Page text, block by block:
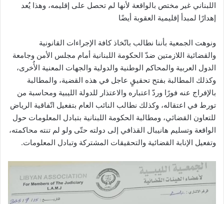
اللبناني غير مختص بالواقعة لأنها لم تحصل على إقليمه، وهذا يُعد
إهدارًا لمبدأ إقليمية العقوبة أيضًا
‏ونوهت الجمعية بأننا نطالب باتّخاذ كافة الإجراءات القانونية
والقضائية اللازمتين ضدّ الحكومة اللبنانية أمام مجلس الأمن وجامعة
الدول العربية والمحاكم الوطنية والدولية والجهات المعنية الأُخرى،
وكذلك المطالبة بفتح تحقيقٍ عاجل في هذه القضية، والمطالبة
بالإفراج عنه فورًا وردّ اعتباره والاعتذار للدولة الليبية ومحاسبة من
تورط في اعتقاله، وكذلك نطالب النائب العام بتفعيل اتّفاقية ⁧‫الرياض‬⁩
للتعاون القضائي، ومطالبة الحكومة اللبنانية بتبادل المعلومات حول
الواقعة وتسليم هانيبال القذافي إلى دولته حتّى ولو لم تنته محاكمته،
وتفعيل الإنابة القضائية والتحقيقات المشتركة وتبادل المعلومات.